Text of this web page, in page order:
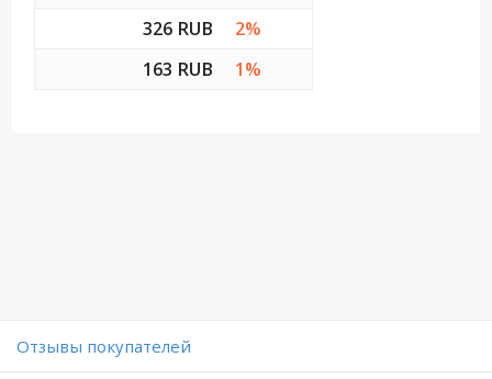
326 RUB
2%
163 RUB
1%
Отзывы покупателей